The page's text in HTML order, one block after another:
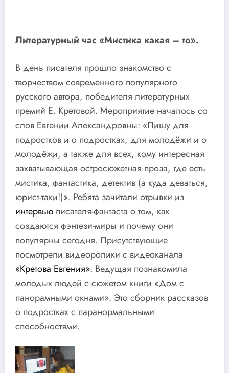
Литературный час «Мистика какая – то».
В день писателя прошло знакомство с
творчеством современного популярного
русского автора, победителя литературных
премий Е. Кретовой. Мероприятие началось со
слов Евгении Александровны: «Пишу для
подростков и о подростках, для молодёжи и о
молодёжи, а также для всех, кому интересная
захватывающая остросюжетная проза, где есть
мистика, фантастика, детектив (а куда деваться,
юрист-таки!)». Ребята зачитали отрывки из
интервью писателя-фантаста о том, как
создаются фэнтези-миры и почему они
популярны сегодня. Присутствующие
посмотрели видеоролики с видеоканала
«Кретова Евгения». Ведущая познакомила
молодых людей с сюжетом книги «Дом с
панорамными окнами». Это сборник рассказов
о подростках с паранормальными
способностями.